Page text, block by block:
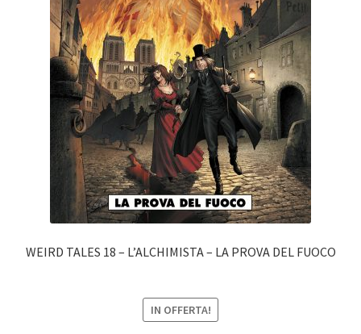
WEIRD TALES 18 – L’ALCHIMISTA – LA PROVA DEL FUOCO
IN OFFERTA!